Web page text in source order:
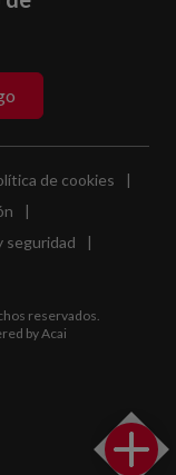
de cookies
|
|
seguridad
|
reservados.
byAcai